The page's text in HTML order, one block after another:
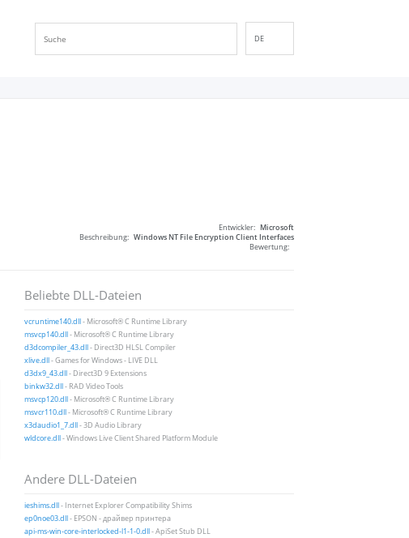
DE
NN
Entwickler: Microsoft
Beschreibung: Windows NT File Encryption Client Interfaces
Bewertung:
Beliebte DLL-Dateien
vcruntime140.dll- Microsoft® C Runtime Library
msvcp140.dll- Microsoft® C Runtime Library
d3dcompiler_43.dll- Direct3D HLSL Compiler
xlive.dll- Games for Windows - LIVE DLL
d3dx9_43.dll- Direct3D 9 Extensions
binkw32.dll- RAD Video Tools
msvcp120.dll- Microsoft® C Runtime Library
msvcr110.dll- Microsoft® C Runtime Library
x3daudio1_7.dll- 3D Audio Library
wldcore.dll- Windows Live Client Shared Platform Module
Andere DLL-Dateien
ieshims.dll- Internet Explorer Compatibility Shims
ep0noe03.dll- EPSON - драйвер принтера
api-ms-win-core-interlocked-l1-1-0.dll- ApiSet Stub DLL